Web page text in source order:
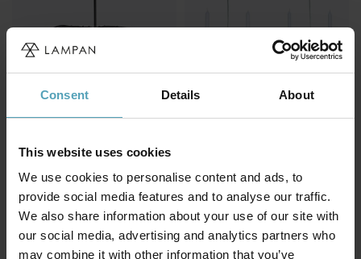
Consent Details About
This website uses cookies
We use cookies to personalise content and ads, to
provide social media features and to analyse our traffic.
We also share information about your use of our site with
our social media, advertising and analytics partners who
may combine it with other information that you’ve
MARKSLÖJD
2 449 kr
COTTEX
Andra köpte även